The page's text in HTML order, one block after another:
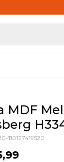
MDF
110127419520